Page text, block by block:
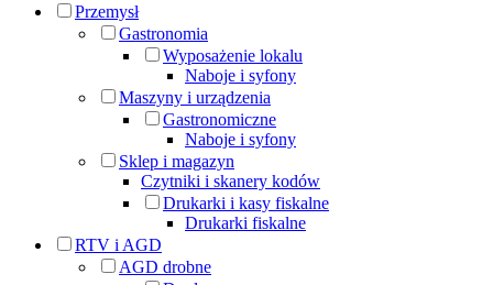
Przemysł
Gastronomia
Wyposażenie lokalu
Naboje i syfony
Maszyny i urządzenia
Gastronomiczne
Naboje i syfony
Sklep i magazyn
Czytniki i skanery kodów
Drukarki i kasy fiskalne
Drukarki fiskalne
RTV i AGD
AGD drobne